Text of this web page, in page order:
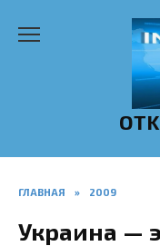
ГЛАВНАЯ » 2009
Украина —